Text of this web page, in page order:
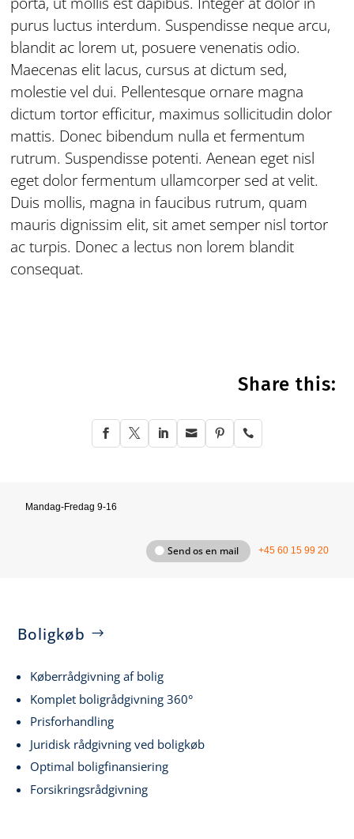
purus luctus interdum. Suspendisse neque arcu,
blandit ac lorem ut, posuere venenatis odio.
Maecenas elit lacus, cursus at dictum sed,
molestie vel dui. Pellentesque ornare magna
dictum tortor efficitur, maximus sollicitudin dolor
mattis. Donec bibendum nulla et fermentum
rutrum. Suspendisse potenti. Aenean eget nisl
eget dolor fermentum ullamcorper sed at velit.
Duis mollis, magna in faucibus rutrum, quam
mauris dignissim elit, sit amet semper nisl tortor
ac turpis. Donec a lectus non lorem blandit
consequat.
Share this:
     
Mandag-Fredag 9-16
Send os en mail +45 60 15 99 20
Boligkøb
Køberrådgivning af bolig
Komplet boligrådgivning 360°
Prisforhandling
Juridisk rådgivning ved boligkøb
Optimal boligfinansiering
Forsikringsrådgivning